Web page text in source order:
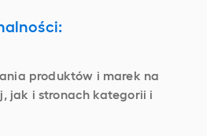
produktów i marek na
jak i stronach kategorii i